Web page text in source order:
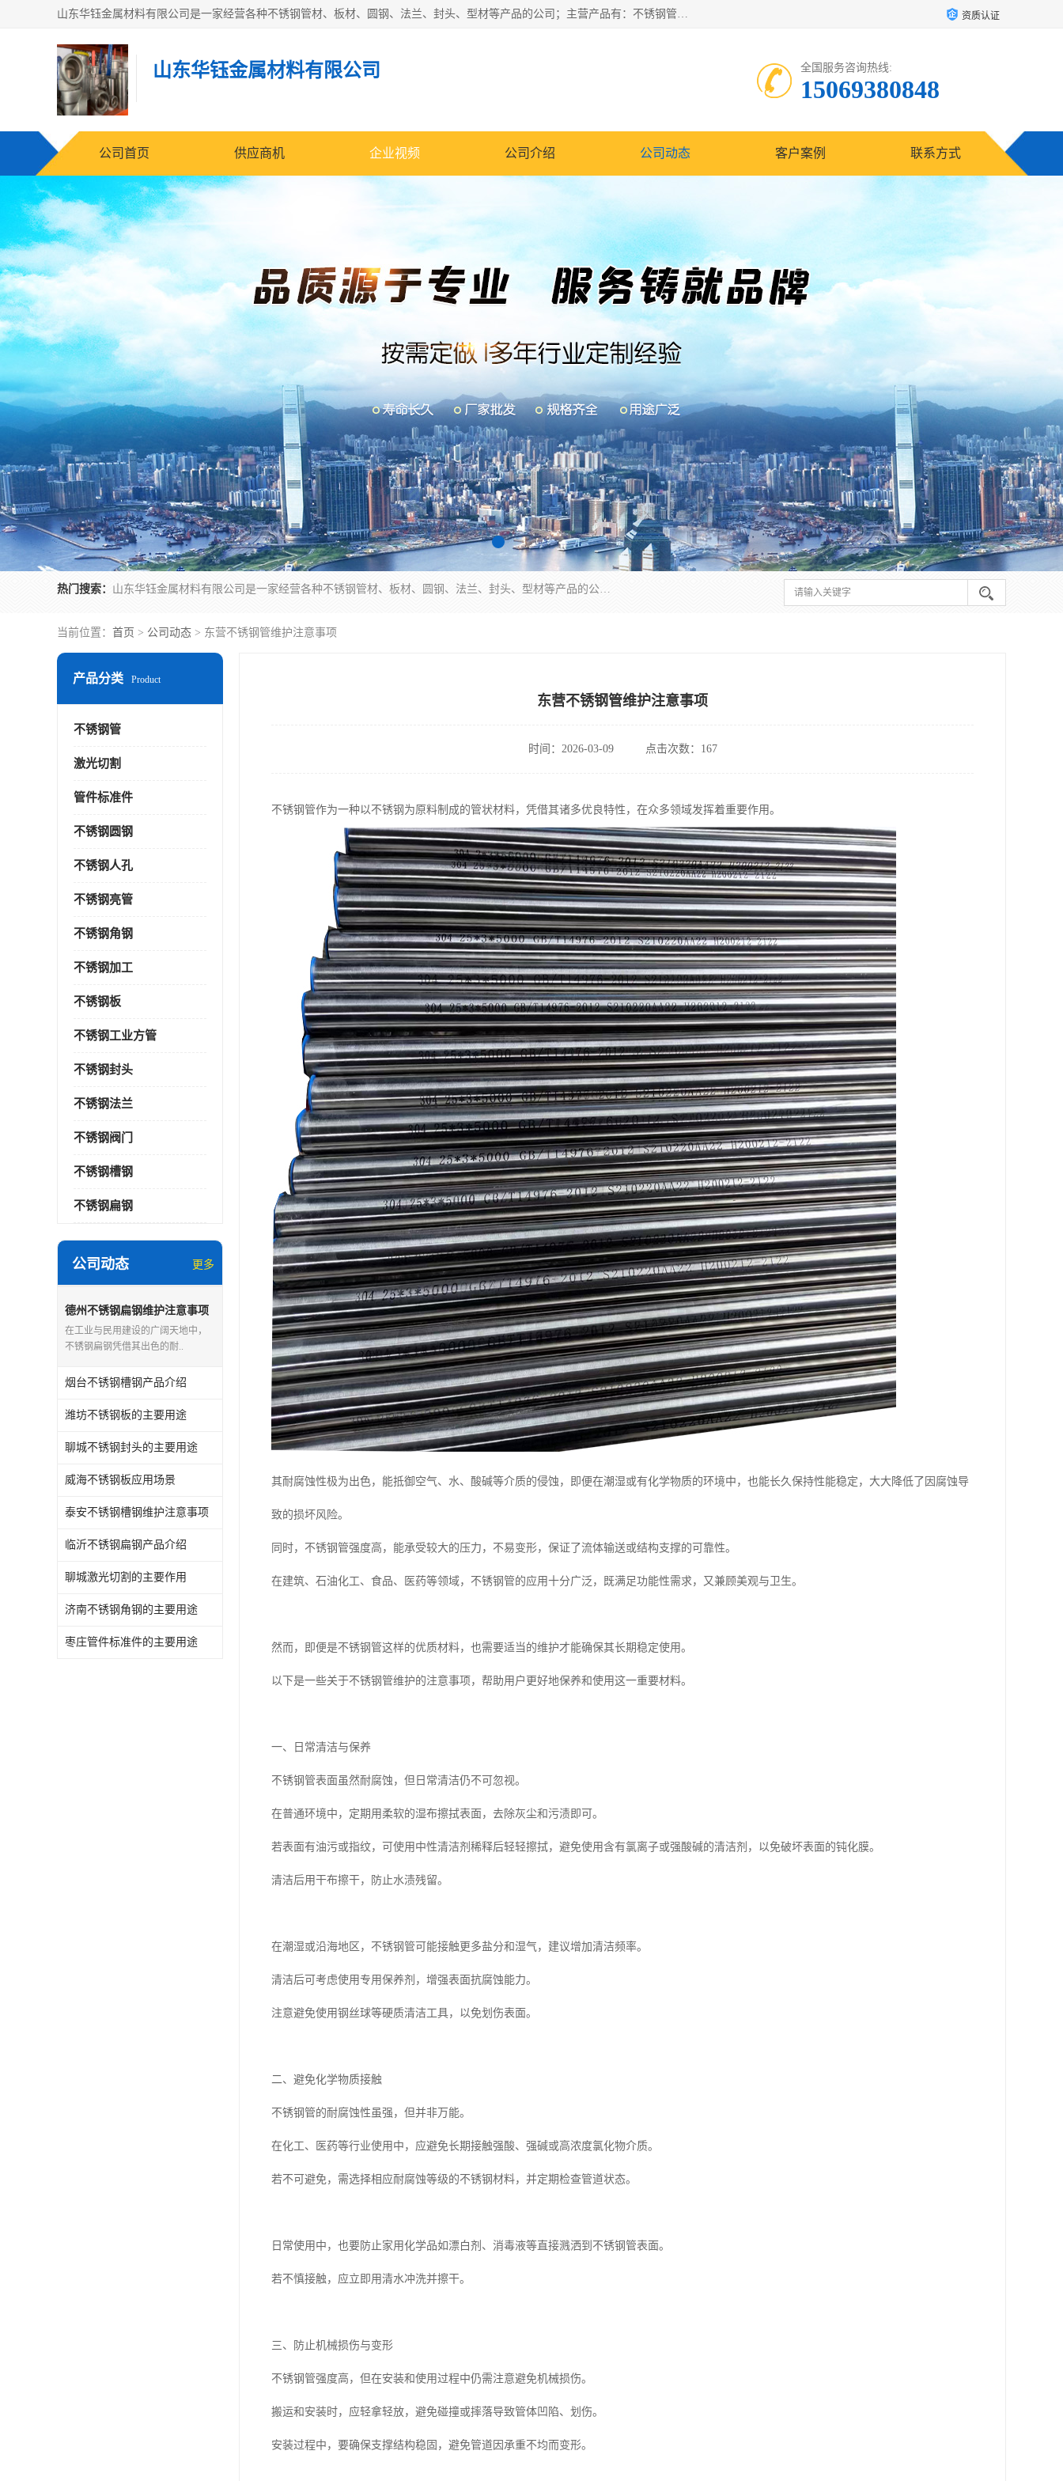
山东华钰金属材料有限公司是一家经营各种不锈钢管材、板材、圆钢、法兰、封头、型材等产品的公司；主营产品有：不锈钢管，激光切割，管件标准件，不锈钢圆钢，不锈钢人孔，不锈钢亮管，不锈钢角钢，不锈钢加工，不锈钢管子，不锈钢工业方管，不锈钢封头，不锈钢法兰，不锈钢阀门，不锈钢槽钢，不锈钢扁钢，不锈钢板等；可为客户制作各种规格的型材及不锈钢配件、非标准件及各种容器具等，能满足客户的不同采购要求。 资质认证
山东华钰金属材料有限公司 全国服务咨询热线:
15069380848
公司首页 供应商机 企业视频 公司介绍 公司动态 客户案例 联系方式
热门搜索： 山东华钰金属材料有限公司是一家经营各种不锈钢管材、板材、圆钢、法兰、封头、型材等产品的公司；主营产品有：不锈钢管，激光切割，管件标准件，不锈钢圆钢，不锈钢人孔，不锈钢亮管，不锈钢角钢，不锈钢加工，不锈钢管子，不锈钢工业方管，不锈钢封头，不锈钢法兰，不锈钢阀门，不锈钢槽钢，不锈钢扁钢，不锈钢板等；可为客户制作各种规格的型材及不锈钢配件、非标准件及各种容器具等，能满足客户的不同采购要求。
当前位置： 首页 > 公司动态 > 东营不锈钢管维护注意事项
产品分类 Product
不锈钢管
激光切割
管件标准件
不锈钢圆钢
不锈钢人孔
不锈钢亮管
不锈钢角钢
不锈钢加工
不锈钢板
不锈钢工业方管
不锈钢封头
不锈钢法兰
不锈钢阀门
不锈钢槽钢
不锈钢扁钢
公司动态 更多
德州不锈钢扁钢维护注意事项
在工业与民用建设的广阔天地中，
不锈钢扁钢凭借其出色的耐..
烟台不锈钢槽钢产品介绍
潍坊不锈钢板的主要用途
聊城不锈钢封头的主要用途
威海不锈钢板应用场景
泰安不锈钢槽钢维护注意事项
临沂不锈钢扁钢产品介绍
聊城激光切割的主要作用
济南不锈钢角钢的主要用途
枣庄管件标准件的主要用途
东营不锈钢管维护注意事项
时间：2026-03-09 点击次数：167
不锈钢管作为一种以不锈钢为原料制成的管状材料，凭借其诸多优良特性，在众多领域发挥着重要作用。
其耐腐蚀性极为出色，能抵御空气、水、酸碱等介质的侵蚀，即便在潮湿或有化学物质的环境中，也能长久保持性能稳定，大大降低了因腐蚀导
致的损坏风险。
同时，不锈钢管强度高，能承受较大的压力，不易变形，保证了流体输送或结构支撑的可靠性。
在建筑、石油化工、食品、医药等领域，不锈钢管的应用十分广泛，既满足功能性需求，又兼顾美观与卫生。
然而，即便是不锈钢管这样的优质材料，也需要适当的维护才能确保其长期稳定使用。
以下是一些关于不锈钢管维护的注意事项，帮助用户更好地保养和使用这一重要材料。
一、日常清洁与保养
不锈钢管表面虽然耐腐蚀，但日常清洁仍不可忽视。
在普通环境中，定期用柔软的湿布擦拭表面，去除灰尘和污渍即可。
若表面有油污或指纹，可使用中性清洁剂稀释后轻轻擦拭，避免使用含有氯离子或强酸碱的清洁剂，以免破坏表面的钝化膜。
清洁后用干布擦干，防止水渍残留。
在潮湿或沿海地区，不锈钢管可能接触更多盐分和湿气，建议增加清洁频率。
清洁后可考虑使用专用保养剂，增强表面抗腐蚀能力。
注意避免使用钢丝球等硬质清洁工具，以免划伤表面。
二、避免化学物质接触
不锈钢管的耐腐蚀性虽强，但并非万能。
在化工、医药等行业使用中，应避免长期接触强酸、强碱或高浓度氯化物介质。
若不可避免，需选择相应耐腐蚀等级的不锈钢材料，并定期检查管道状态。
日常使用中，也要防止家用化学品如漂白剂、消毒液等直接溅洒到不锈钢管表面。
若不慎接触，应立即用清水冲洗并擦干。
三、防止机械损伤与变形
不锈钢管强度高，但在安装和使用过程中仍需注意避免机械损伤。
搬运和安装时，应轻拿轻放，避免碰撞或摔落导致管体凹陷、划伤。
安装过程中，要确保支撑结构稳固，避免管道因承重不均而变形。